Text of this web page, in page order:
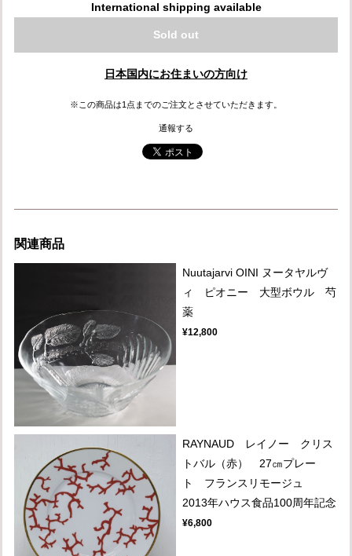
International shipping available
Sold out
日本国内にお住まいの方向け
※この商品は1点までのご注文とさせていただきます。
通報する
関連商品
Nuutajarvi OINI ヌータヤルヴ
ィ ピオニー 大型ボウル 芍
薬
¥12,800
RAYNAUD レイノー クリス
トバル（赤） 27㎝プレー
ト フランスリモージュ
2013年ハウス食品100周年記念
¥6,800